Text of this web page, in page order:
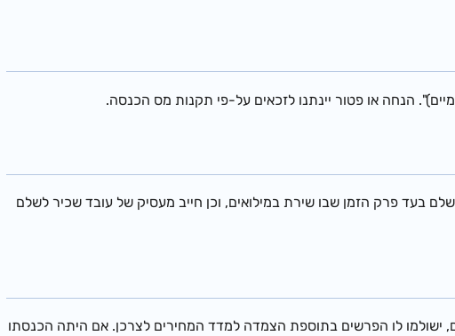
הנחה או פטור יינתנו לזכאים על-פי תקנות מס הכנסה.
בעד פרק הזמן שבו שירת במילואים, וכן חייב מעסיק של עובד שכיר לשלם
ישולמו לו הפרשים בתוספת הצמדה למדד המחירים לצרכן. אם היתה הכנסתו